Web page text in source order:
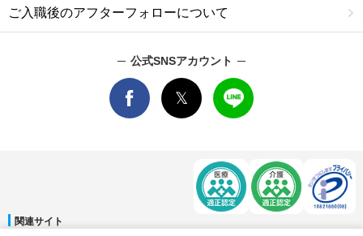
ご入職後のアフターフォローについて
公式SNSアカウント
関連サイト